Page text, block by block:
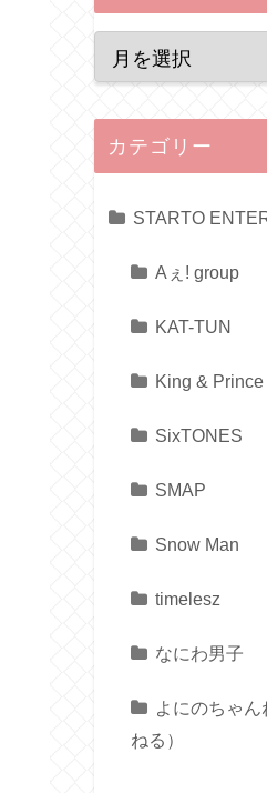
カテゴリー
STARTO
Aぇ! group
KAT-TUN
King & Prince
SixTONES
SMAP
Snow Man
timelesz
なにわ男子
よにのちゃ
ねる）